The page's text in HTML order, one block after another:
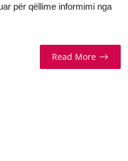
për qëllime informimi nga
Read More